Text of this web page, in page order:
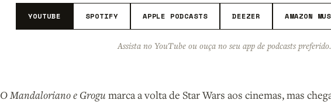
YOUTUBE SPOTIFY APPLE PODCASTS DEEZER AMAZON
Assista no YouTube ou ouça no seu app de podcasts preferido.
O Mandaloriano e Grogu marca a volta de Star Wars aos cinemas, mas